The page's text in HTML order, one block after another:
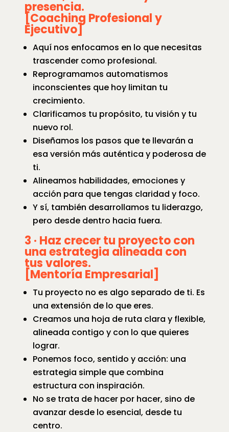
presencia.
[Coaching Profesional y
Ejecutivo]
Aquí nos enfocamos en lo que necesitas
trascender como profesional.
Reprogramamos automatismos
inconscientes que hoy limitan tu
crecimiento.
Clarificamos tu propósito, tu visión y tu
nuevo rol.
Diseñamos los pasos que te llevarán a
esa versión más auténtica y poderosa de
ti.
Alineamos habilidades, emociones y
acción para que tengas claridad y foco.
Y sí, también desarrollamos tu liderazgo,
pero desde dentro hacia fuera.
3 · Haz crecer tu proyectocon
una estrategia alineada con
tus valores.
[Mentoría Empresarial]
Tu proyecto no es algo separado de ti. Es
una extensión de lo que eres.
Creamos una hoja de ruta clara y flexible,
alineada contigo y con lo que quieres
lograr.
Ponemos foco, sentido y acción: una
estrategia simple que combina
estructura con inspiración.
No se trata de hacer por hacer, sino de
avanzar desde lo esencial, desde tu
centro.